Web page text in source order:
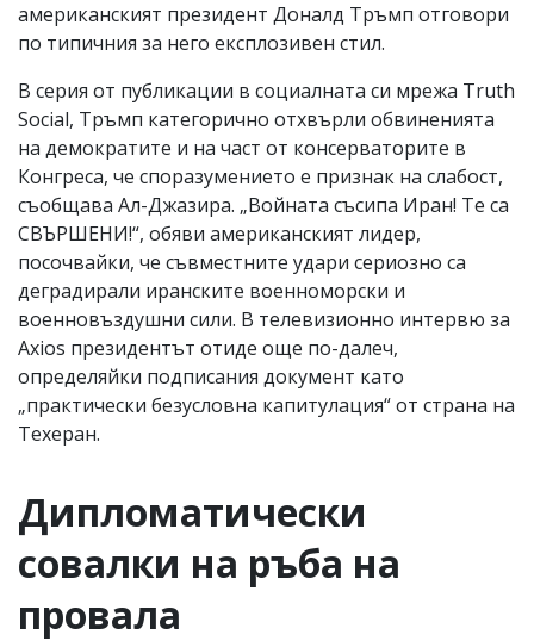
американският президент Доналд Тръмп отговори
по типичния за него експлозивен стил.
В серия от публикации в социалната си мрежа Truth
Social, Тръмп категорично отхвърли обвиненията
на демократите и на част от консерваторите в
Конгреса, че споразумението е признак на слабост,
съобщава Ал-Джазира. „Войната съсипа Иран! Те са
СВЪРШЕНИ!“, обяви американският лидер,
посочвайки, че съвместните удари сериозно са
деградирали иранските военноморски и
военновъздушни сили. В телевизионно интервю за
Axios президентът отиде още по-далеч,
определяйки подписания документ като
„практически безусловна капитулация“ от страна на
Техеран.
Дипломатически
совалки на ръба на
провала